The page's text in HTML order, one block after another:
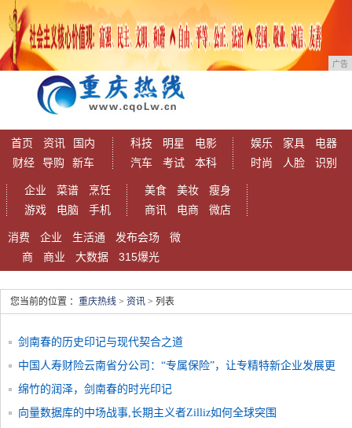
广告
首页 资讯
国内
财经
导购 新车
科技 明星
电影
汽车
考试 本科
娱乐 家具
电器
时尚
人脸 识别
企业 菜谱
烹饪
游戏
电脑 手机
美食 美妆
瘦身
商讯
电商 微店
消费 企业 生活通 发布会场
微
商
商业 大数据 315爆光
您当前的位置 ： 重庆热线 > 资讯 > 列表
剑南春的历史印记与现代契合之道
中国人寿财险云南省分公司：“专属保险”，让专精特新企业发展更
有底气
绵竹的润泽，剑南春的时光印记
向量数据库的中场战事,长期主义者Zilliz如何全球突围